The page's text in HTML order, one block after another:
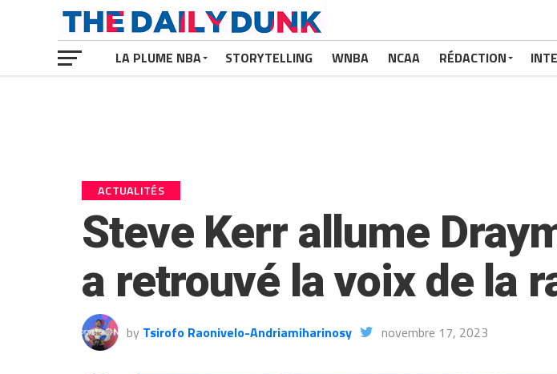
LA PLUME NBA STORYTELLING WNBA NCAA RÉDACTION
ACTUALITÉS
Steve Kerr allume
a retrouvé la voix de la
by Tsirofo Raonivelo-Andriamiharinosy novembre 17, 2023